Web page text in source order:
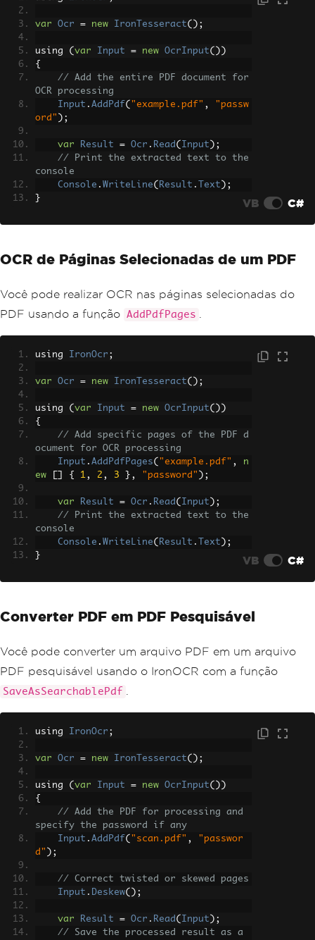
var Ocr = new IronTesseract();
using ( var Input = new OcrInput())
{
// Add the entire PDF document for
OCR processing
Input . AddPdf( "example.pdf" ,
"passw
ord" );
var Result = Ocr . Read ( Input );
// Print the extracted text to the
console
Console . WriteLine( Result . Text );
}
VB C#
OCR de Páginas Selecionadas de um PDF
Você pode realizar OCR nas páginas selecionadas do
PDF usando a função AddPdfPages
using IronOcr ;
var Ocr = new IronTesseract();
using ( var Input = new OcrInput())
{
// Add specific pages of the PDF d
ocument for OCR processing
Input . AddPdfPages( "example.pdf" ,
n
ew
{ 1, 2 , 3 }, "password" );
var Result = Ocr . Read ( Input );
// Print the extracted text to the
console
Console . WriteLine( Result . Text );
}
VB C#
Converter PDF em PDF Pesquisável
Você pode converter um arquivo PDF em um arquivo
PDF pesquisável usando o IronOCR com a função
SaveAsSearchablePdf
using IronOcr ;
var Ocr = new IronTesseract();
using ( var Input = new OcrInput())
{
// Add the PDF for processing and
specify the password if any
Input . AddPdf( "scan.pdf" ,
"passwor
d" );
// Correct twisted or skewed pages
Input . Deskew();
var Result = Ocr . Read ( Input );
// Save the processed result as a